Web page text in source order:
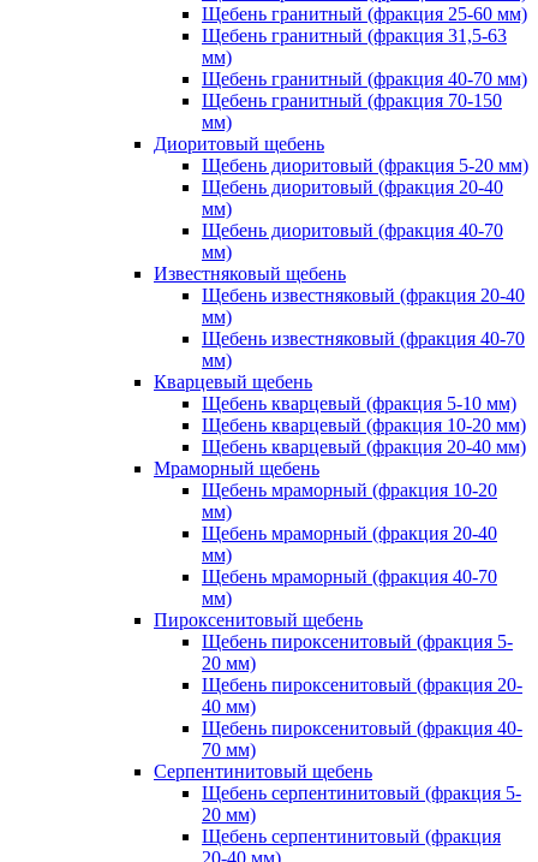
Щебень гранитный (фракция 25-60 мм)
Щебень гранитный (фракция 31,5-63
мм)
Щебень гранитный (фракция 40-70 мм)
Щебень гранитный (фракция 70-150
мм)
Диоритовый щебень
Щебень диоритовый (фракция 5-20 мм)
Щебень диоритовый (фракция 20-40
мм)
Щебень диоритовый (фракция 40-70
мм)
Известняковый щебень
Щебень известняковый (фракция 20-40
мм)
Щебень известняковый (фракция 40-70
мм)
Кварцевый щебень
Щебень кварцевый (фракция 5-10 мм)
Щебень кварцевый (фракция 10-20 мм)
Щебень кварцевый (фракция 20-40 мм)
Мраморный щебень
Щебень мраморный (фракция 10-20
мм)
Щебень мраморный (фракция 20-40
мм)
Щебень мраморный (фракция 40-70
мм)
Пироксенитовый щебень
Щебень пироксенитовый (фракция 5-
20 мм)
Щебень пироксенитовый (фракция 20-
40 мм)
Щебень пироксенитовый (фракция 40-
70 мм)
Серпентинитовый щебень
Щебень серпентинитовый (фракция 5-
20 мм)
Щебень серпентинитовый (фракция
20-40 мм)